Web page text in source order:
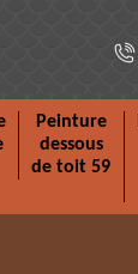
Peinture
dessous
de toit 59